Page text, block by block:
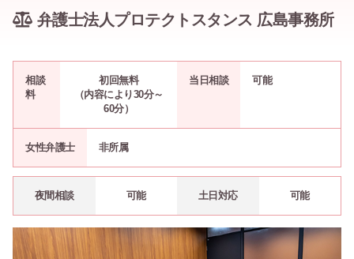
弁護士法人プロテクトスタンス 広島事務所
相談
料
初回無料
（内容により30分～
60分）
当日相談 可能
女性弁護士 非所属
夜間相談 可能 土日対応 可能